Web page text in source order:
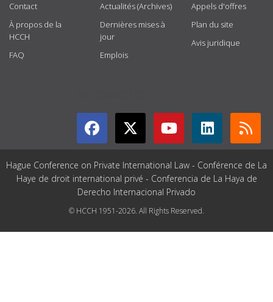
Contact
À propos de la
HCCH
FAQ
Actualités (Archives)
Dernières mises à
jour
Emplois
Appels d'offres
Plan du site
Avis juridique
Hague Conference on Private International Law - Conférence de La
Haye de droit international privé - Conferencia de La Haya de
Derecho Internacional Privado
© HCCH 1951-2026. All Rights Reserved.